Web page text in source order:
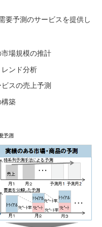
要予測のサービスを提供し
場規模の推計
ンド分析
スの売上予測
築